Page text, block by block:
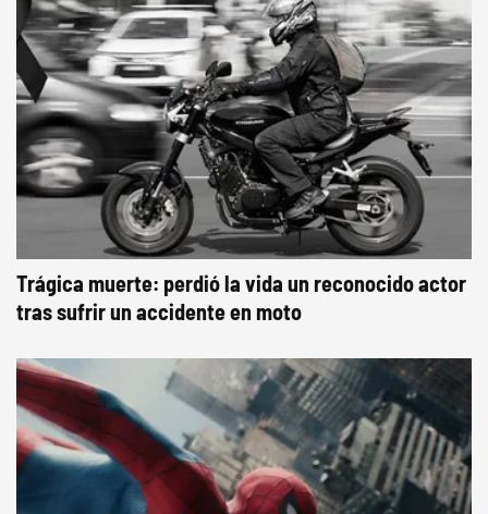
Trágica muerte: perdió la vida un reconocido actor
tras sufrir un accidente en moto